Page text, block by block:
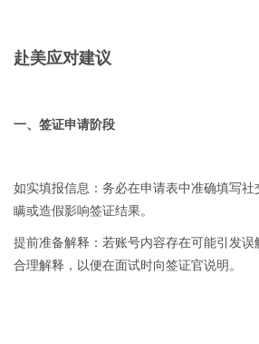
赴美应对建议
一、签证申请阶段
如实填报信息：务必在申请表中准确填写
瞒或造假影响签证结果。
提前准备解释：若账号内容存在可能引发
合理解释，以便在面试时向签证官说明。